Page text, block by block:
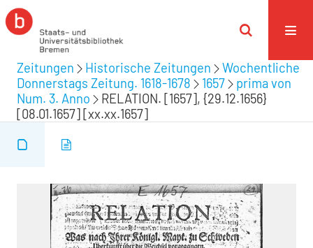
Zeitungen Historische Zeitungen
Wochentliche
Donnerstags Zeitung. 1618-1678
1657
prima von
Num. 3. Anno
RELATION. [1657], {29.12.1656}
[08.01.1657] [xx.xx.1657]